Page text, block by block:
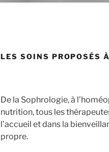
LES SOINS PROPOSÉS
De la Sophrologie, à
nutrition, tous les
l’accueil et dans la
propre.